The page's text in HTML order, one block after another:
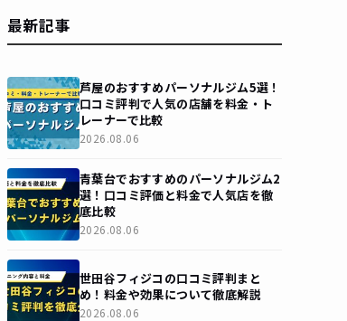
最新記事
芦屋のおすすめパーソナルジム5選！
口コミ評判で人気の店舗を料金・ト
レーナーで比較
2026.08.06
青葉台でおすすめのパーソナルジム2
選！口コミ評価と料金で人気店を徹
底比較
2026.08.06
世田谷フィジコの口コミ評判まと
め！料金や効果について徹底解説
2026.08.06